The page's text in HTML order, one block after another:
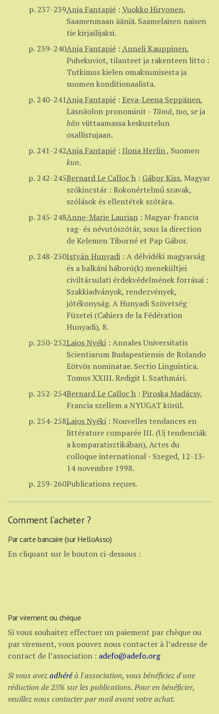
p. 237-239Anja Fantapié : Vuokko Hirvonen,
Saamenmaan ääniä. Saamelaisen naisen
tie kirjailijaksi.
p. 239-240Anja Fantapié : Anneli Kauppinen,
Puhekuviot, tilanteet ja rakenteen litto :
Tutkimus kielen omaksumisesta ja
suomen konditionaalista.
p. 240-241Anja Fantapié : Eeva-Leena Seppänen,
Läsnäolon pronominit - Tämä, tuo, seja
hän viittaamassa keskustelun
osallistujaan.
p. 241-242Anja Fantapié : Ilona Herlin, Suomen
kun.
p. 242-245Bernard Le Calloc'h : Gábor Kiss, Magyar
szókincstár : Rokonértelmű szavak,
szólások és ellentétek szótára.
p. 245-248Anne-Marie Laurian : Magyar-francia
rag- és névutószótár, sous la direction
de Kelemen Tiborné et Pap Gábor.
p. 248-250István Hunyadi : A délvidéki magyarság
és a balkáni háború(k) menekültjei
civiltársulati érdekvédelmének forrásai :
Szakkiadványok, rendezvények,
jótékonyság. A Hunyadi Szövetség
Füzetei (Cahiers de la Fédération
Hunyadi), 8.
p. 250-252Lajos Nyéki : Annales Universitatis
Scientiarum Budapestiensis de Rolando
Eötvös nominatae. Sectio Linguistica.
Tomus XXIII. Redigit I. Szathmári.
p. 252-254Bernard Le Calloc'h : Piroska Madácsy,
Francia szellem a NYUGAT körül.
p. 254-258Lajos Nyéki : Nouvelles tendances en
littérature comparée III. (Uj tendenciák
a komparatisztikában), Actes du
colloque international - Szeged, 12-13-
14 novembre 1998.
p. 259-260Publications reçues.
Comment l’acheter ?
Par carte bancaire (sur HelloAsso)
En cliquant sur le bouton ci-dessous :
Par virement ou chèque
Si vous souhaitez effectuer un paiement par chèque ou
par virement, vous pouvez nous contacter à l’adresse de
contact de l’association : adefo@adefo.org
Si vous avezadhéréà l'association, vous bénéficiez d'une
réduction de 25% sur les publications. Pour en bénéficier,
veuillez nous contacter par mail avant votre achat.